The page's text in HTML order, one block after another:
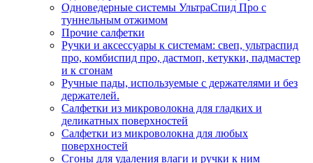
Одноведерные системы УльтраСпид Про с
туннельным отжимом
Прочие салфетки
Ручки и аксессуары к системам: свеп, ультраспид
про, комбиспид про, дастмоп, кетукки, падмастер
и к сгонам
Ручные пады, используемые с держателями и без
держателей.
Салфетки из микроволокна для гладких и
деликатных поверхностей
Салфетки из микроволокна для любых
поверхностей
Сгоны для удаления влаги и ручки к ним